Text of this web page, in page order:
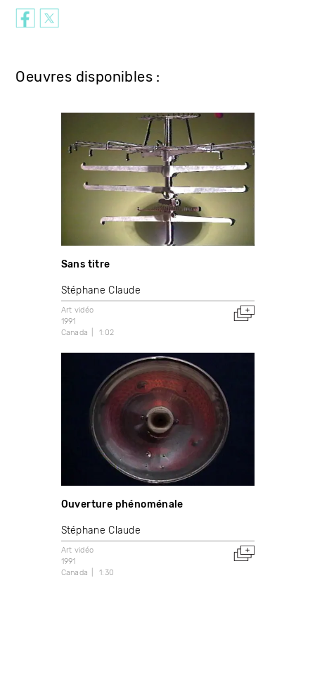
Oeuvres disponibles :
Sans titre
Stéphane Claude
Art vidéo
1991
Canada
1:02
Ouverture phénoménale
Stéphane Claude
Art vidéo
1991
Canada
1:30